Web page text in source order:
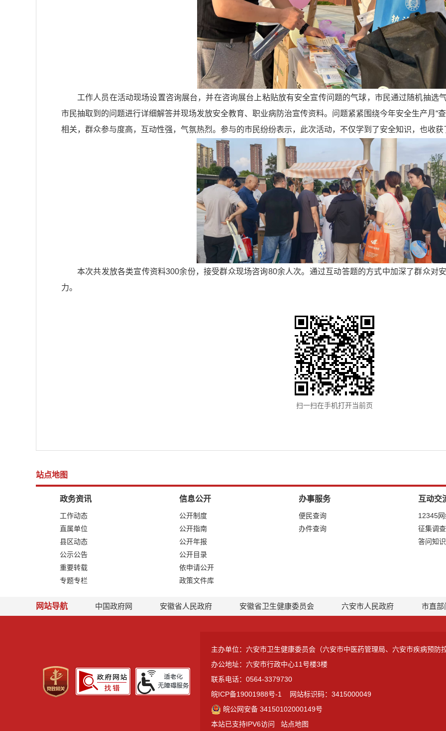
工作人员在活动现场设置咨询展台，并在咨询展台上粘贴放有安全宣传问题的气球，市民通过随机抽选
市民抽取到的问题进行详细解答并现场发放安全教育、职业病防治宣传资料。问题紧紧围绕今年安全生产月“
相关，群众参与度高，互动性强，气氛热烈。参与的市民纷纷表示，此次活动，不仅学到了安全知识，也收获
本次共发放各类宣传资料300余份，接受群众现场咨询80余人次。通过互动答题的方式中加深了群众对
力。
扫一扫在手机打开当前页
站点地图
政务资讯
工作动态
直属单位
县区动态
公示公告
重要转载
专题专栏
信息公开
公开制度
公开指南
公开年报
公开目录
依申请公开
政策文件库
办事服务
便民查询
办件查询
互动交
12345
征集调查
答问知
网站导航 中国政府网 安徽省人民政府 安徽省卫生健康委员会 六安市人民政府 市直部
主办单位：六安市卫生健康委员会（六安市中医药管理局、六安市疾病预防控
办公地址：六安市行政中心11号楼3楼
联系电话：0564-3379730
皖ICP备19001988号-1
网站标识码：3415000049
皖公网安备 34150102000149号
本站已支持IPV6访问
站点地图